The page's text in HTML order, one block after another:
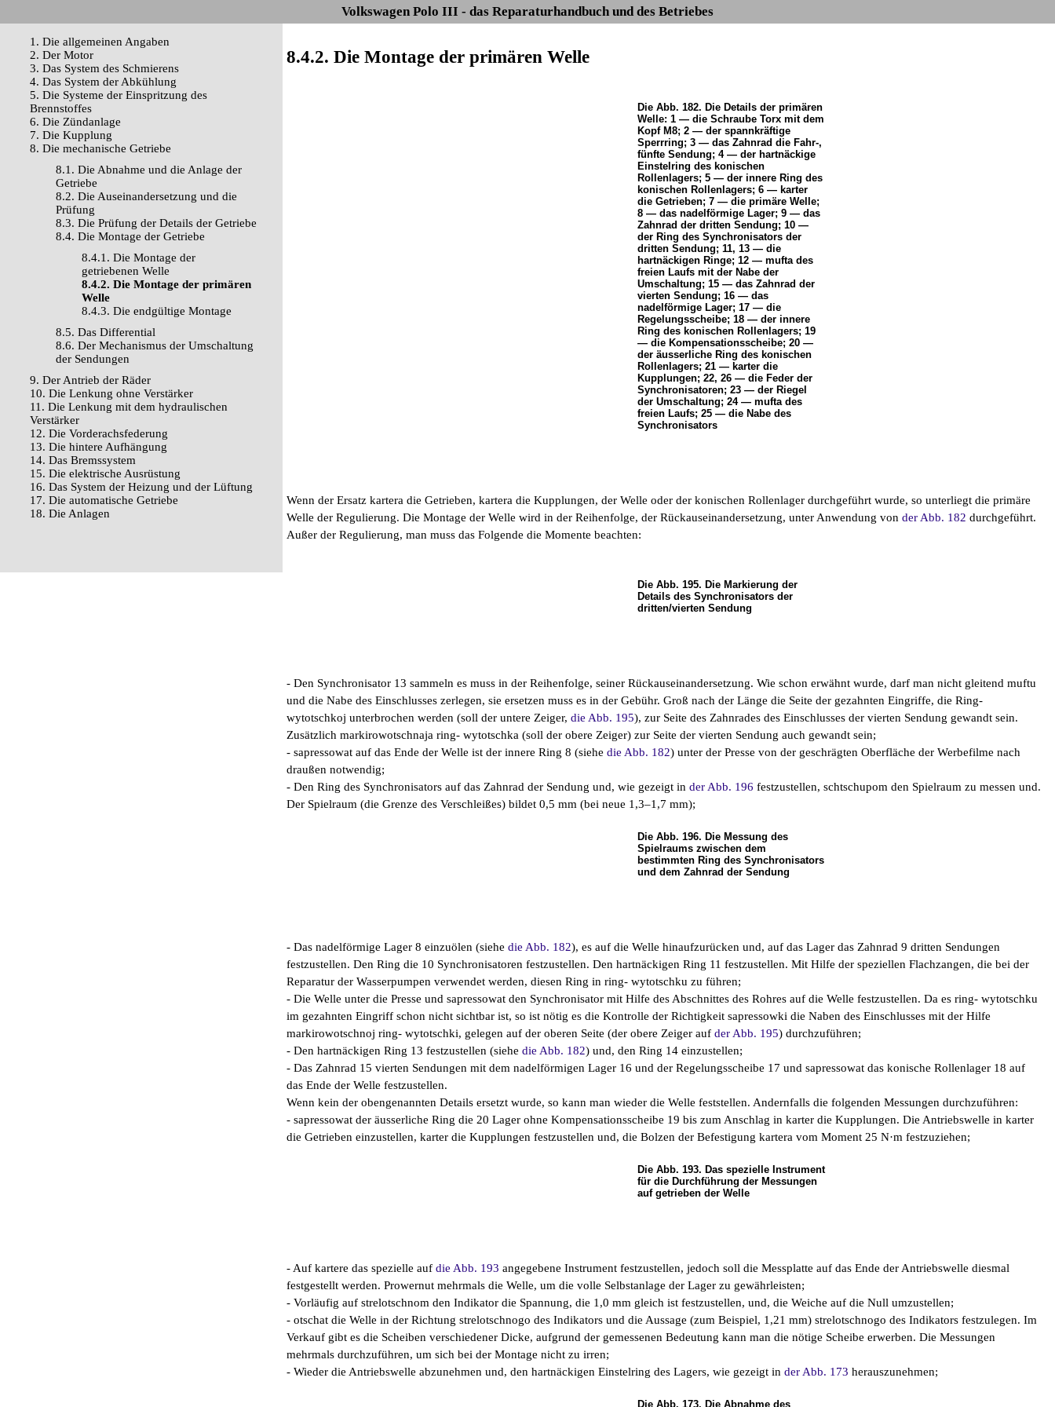
Volkswagen Polo III - das Reparaturhandbuch und des Betriebes
1. Die allgemeinen Angaben
2. Der Motor
3. Das System des Schmierens
4. Das System der Abkühlung
5. Die Systeme der Einspritzung des
Brennstoffes
6. Die Zündanlage
7. Die Kupplung
8. Die mechanische Getriebe
8.1. Die Abnahme und die Anlage der
Getriebe
8.2. Die Auseinandersetzung und die
Prüfung
8.3. Die Prüfung der Details der Getriebe
8.4. Die Montage der Getriebe
8.4.1. Die Montage der
getriebenen Welle
8.4.2. Die Montage der primären
Welle
8.4.3. Die endgültige Montage
8.5. Das Differential
8.6. Der Mechanismus der Umschaltung
der Sendungen
9. Der Antrieb der Räder
10. Die Lenkung ohne Verstärker
11. Die Lenkung mit dem hydraulischen
Verstärker
12. Die Vorderachsfederung
13. Die hintere Aufhängung
14. Das Bremssystem
15. Die elektrische Ausrüstung
16. Das System der Heizung und der Lüftung
17. Die automatische Getriebe
18. Die Anlagen
8.4.2. Die Montage der primären Welle
Die Abb. 182. Die Details der primären
Welle: 1 — die Schraube Torx mit dem
Kopf М8; 2 — der spannkräftige
Sperrring; 3 — das Zahnrad die Fahr-,
fünfte Sendung; 4 — der hartnäckige
Einstelring des konischen
Rollenlagers; 5 — der innere Ring des
konischen Rollenlagers; 6 — karter
die Getrieben; 7 — die primäre Welle;
8 — das nadelförmige Lager; 9 — das
Zahnrad der dritten Sendung; 10 —
der Ring des Synchronisators der
dritten Sendung; 11, 13 — die
hartnäckigen Ringe; 12 — mufta des
freien Laufs mit der Nabe der
Umschaltung; 15 — das Zahnrad der
vierten Sendung; 16 — das
nadelförmige Lager; 17 — die
Regelungsscheibe; 18 — der innere
Ring des konischen Rollenlagers; 19
— die Kompensationsscheibe; 20 —
der äusserliche Ring des konischen
Rollenlagers; 21 — karter die
Kupplungen; 22, 26 — die Feder der
Synchronisatoren; 23 — der Riegel
der Umschaltung; 24 — mufta des
freien Laufs; 25 — die Nabe des
Synchronisators
Wenn der Ersatz kartera die Getrieben, kartera die Kupplungen, der Welle oder der konischen Rollenlager durchgeführt wurde, so unterliegt die primäre
Welle der Regulierung. Die Montage der Welle wird in der Reihenfolge, der Rückauseinandersetzung, unter Anwendung von der Abb. 182 durchgeführt.
Außer der Regulierung, man muss das Folgende die Momente beachten:
Die Abb. 195. Die Markierung der
Details des Synchronisators der
dritten/vierten Sendung
- Den Synchronisator 13 sammeln es muss in der Reihenfolge, seiner Rückauseinandersetzung. Wie schon erwähnt wurde, darf man nicht gleitend muftu
und die Nabe des Einschlusses zerlegen, sie ersetzen muss es in der Gebühr. Groß nach der Länge die Seite der gezahnten Eingriffe, die Ring-
wytotschkoj unterbrochen werden (soll der untere Zeiger, die Abb. 195), zur Seite des Zahnrades des Einschlusses der vierten Sendung gewandt sein.
Zusätzlich markirowotschnaja ring- wytotschka (soll der obere Zeiger) zur Seite der vierten Sendung auch gewandt sein;
- sapressowat auf das Ende der Welle ist der innere Ring 8 (siehe die Abb. 182) unter der Presse von der geschrägten Oberfläche der Werbefilme nach
draußen notwendig;
- Den Ring des Synchronisators auf das Zahnrad der Sendung und, wie gezeigt in der Abb. 196 festzustellen, schtschupom den Spielraum zu messen und.
Der Spielraum (die Grenze des Verschleißes) bildet 0,5 mm (bei neue 1,3–1,7 mm);
Die Abb. 196. Die Messung des
Spielraums zwischen dem
bestimmten Ring des Synchronisators
und dem Zahnrad der Sendung
- Das nadelförmige Lager 8 einzuölen (siehe die Abb. 182), es auf die Welle hinaufzurücken und, auf das Lager das Zahnrad 9 dritten Sendungen
festzustellen. Den Ring die 10 Synchronisatoren festzustellen. Den hartnäckigen Ring 11 festzustellen. Mit Hilfe der speziellen Flachzangen, die bei der
Reparatur der Wasserpumpen verwendet werden, diesen Ring in ring- wytotschku zu führen;
- Die Welle unter die Presse und sapressowat den Synchronisator mit Hilfe des Abschnittes des Rohres auf die Welle festzustellen. Da es ring- wytotschku
im gezahnten Eingriff schon nicht sichtbar ist, so ist nötig es die Kontrolle der Richtigkeit sapressowki die Naben des Einschlusses mit der Hilfe
markirowotschnoj ring- wytotschki, gelegen auf der oberen Seite (der obere Zeiger auf der Abb. 195) durchzuführen;
- Den hartnäckigen Ring 13 festzustellen (siehe die Abb. 182) und, den Ring 14 einzustellen;
- Das Zahnrad 15 vierten Sendungen mit dem nadelförmigen Lager 16 und der Regelungsscheibe 17 und sapressowat das konische Rollenlager 18 auf
das Ende der Welle festzustellen.
Wenn kein der obengenannten Details ersetzt wurde, so kann man wieder die Welle feststellen. Andernfalls die folgenden Messungen durchzuführen:
- sapressowat der äusserliche Ring die 20 Lager ohne Kompensationsscheibe 19 bis zum Anschlag in karter die Kupplungen. Die Antriebswelle in karter
die Getrieben einzustellen, karter die Kupplungen festzustellen und, die Bolzen der Befestigung kartera vom Moment 25 N·m festzuziehen;
Die Abb. 193. Das spezielle Instrument
für die Durchführung der Messungen
auf getrieben der Welle
- Auf kartere das spezielle auf die Abb. 193 angegebene Instrument festzustellen, jedoch soll die Messplatte auf das Ende der Antriebswelle diesmal
festgestellt werden. Prowernut mehrmals die Welle, um die volle Selbstanlage der Lager zu gewährleisten;
- Vorläufig auf strelotschnom den Indikator die Spannung, die 1,0 mm gleich ist festzustellen, und, die Weiche auf die Null umzustellen;
- otschat die Welle in der Richtung strelotschnogo des Indikators und die Aussage (zum Beispiel, 1,21 mm) strelotschnogo des Indikators festzulegen. Im
Verkauf gibt es die Scheiben verschiedener Dicke, aufgrund der gemessenen Bedeutung kann man die nötige Scheibe erwerben. Die Messungen
mehrmals durchzuführen, um sich bei der Montage nicht zu irren;
- Wieder die Antriebswelle abzunehmen und, den hartnäckigen Einstelring des Lagers, wie gezeigt in der Abb. 173 herauszunehmen;
Die Abb. 173. Die Abnahme des